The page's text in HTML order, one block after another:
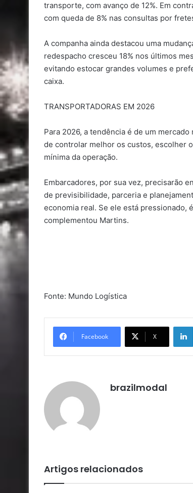
transporte, com avanço de 12%. Em
com queda de 8% nas consultas por
A companha ainda destacou uma
redespacho cresceu 18% nos últimos
evitando estocar grandes volumes e
caixa.
TRANSPORTADORAS EM 2026
Para 2026, a tendência é de um
de controlar melhor os custos, escolher
mínima da operação.
Embarcadores, por sua vez, precisarão
de previsibilidade, parceria e
economia real. Se ele está pressionado,
complementou Martins.
Fonte: Mundo Logística
Facebook X
brazilmodal
Artigos relacionados